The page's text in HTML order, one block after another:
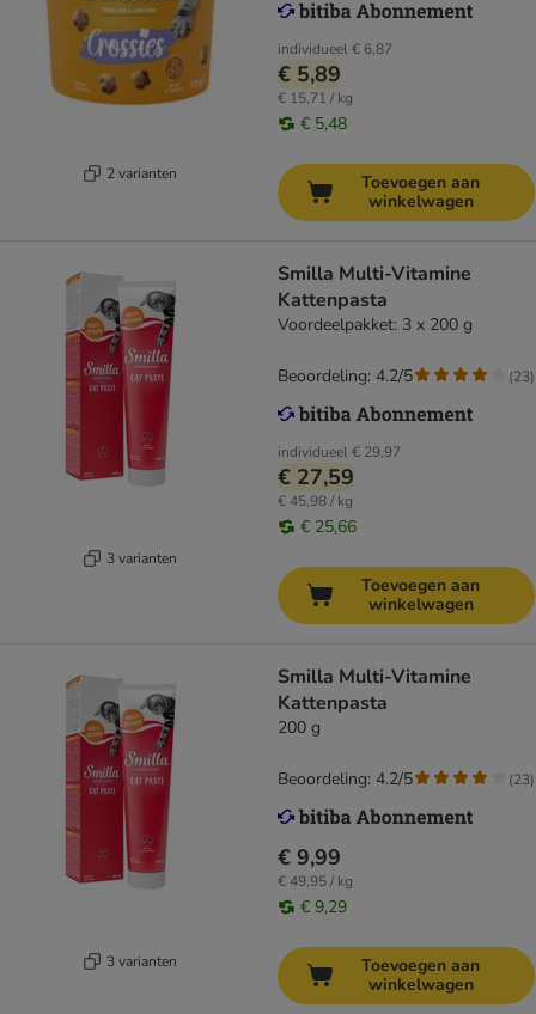
2 varianten
individueel€ 6,87
€ 5,89
€ 15,71 / kg
€ 5,48
Toevoegen aan
winkelwagen
3 varianten
Smilla Multi-Vitamine
Kattenpasta
Voordeelpakket: 3 x 200 g
individueel€ 29,97
€ 27,59
€ 45,98 / kg
€ 25,66
Beoordeling: 4.2/5 (23)
Toevoegen aan
winkelwagen
3 varianten
Smilla Multi-Vitamine
Kattenpasta
200 g
€ 9,99
€ 49,95 / kg
€ 9,29
Beoordeling: 4.2/5 (23)
Toevoegen aan
winkelwagen